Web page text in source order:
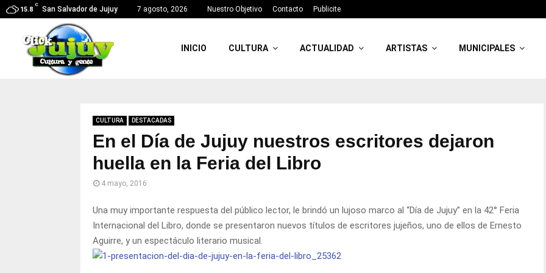
15.8
C
San Salvador de Jujuy 7 agosto, 2026 Nuestro Objetivo Contacto Publicite
INICIO CULTURA ACTUALIDAD ARTISTAS MUNICIPALES
CULTURA DESTACADAS
En el Día de Jujuy nuestros escritores dejaron
huella en la Feria del Libro
4 mayo, 2016
Una muy importante respuesta del público lector, le brindó un lujoso marco al “Día de Jujuy” en la 42° Feria
Internacional del Libro, donde se presentaron nuevos títulos de escritores jujeños, uno de ellos de Ernesto
Aguirre, y un espectáculo literario musical.